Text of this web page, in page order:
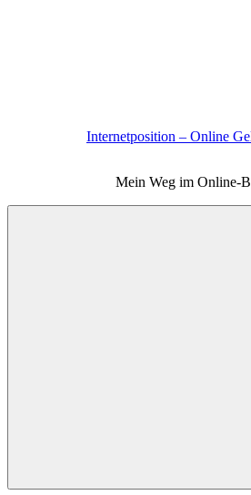
Internetposition – Online
Mein Weg im Online-